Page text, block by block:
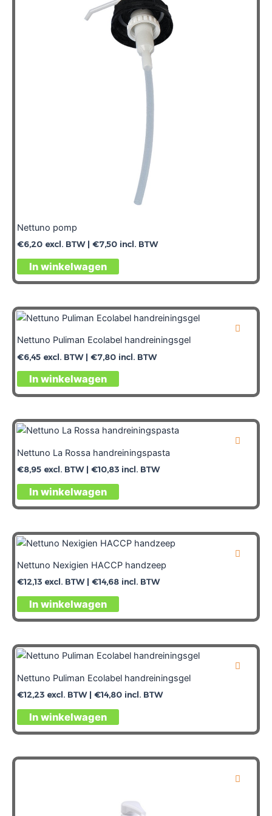
Nettuno pomp
€6,20 excl. BTW | €7,50 incl. BTW
In winkelwagen
Nettuno Puliman Ecolabel handreiningsgel
€6,45 excl. BTW | €7,80 incl. BTW
In winkelwagen
Nettuno La Rossa handreiningspasta
€8,95 excl. BTW | €10,83 incl. BTW
In winkelwagen
Nettuno Nexigien HACCP handzeep
€12,13 excl. BTW | €14,68 incl. BTW
In winkelwagen
Nettuno Puliman Ecolabel handreiningsgel
€12,23 excl. BTW | €14,80 incl. BTW
In winkelwagen